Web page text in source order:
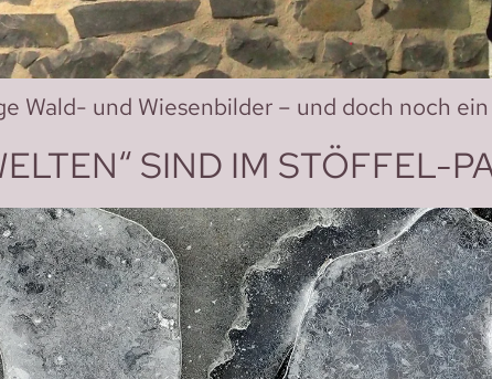
Wald- und Wiesenbilder – und doch noch
SIND IM STÖFFEL-